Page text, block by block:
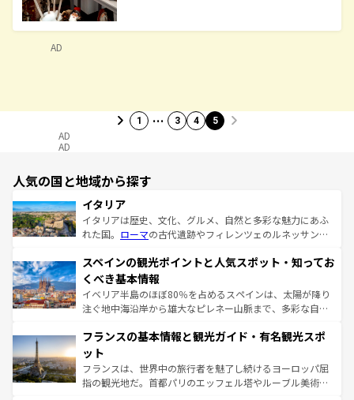
AD
1 … 3 4 5
AD
AD
人気の国と地域から探す
イタリア
イタリアは歴史、文化、グルメ、自然と多彩な魅力にあふ
れた国。 ローマの古代遺跡やフィレンツェのルネッサンス
ろん、トスカーナの美しい田園風景やアマルフィ海岸の絶
景など、自然景観も見逃せない。観光の合間には、本場の
ピザやパスタなど、絶品のイタリア料理を堪能することも
できる。朝目覚めてから夜眠るまで、すべての瞬間を楽し
なお、新着のイタリア情報はコンテンツ一覧を参照してほ
しい。
スペインの観光ポイントと人気スポット・知ってお
くべき基本情報
イベリア半島のほぼ80％を占めるスペインは、太陽が降り
注ぐ地中海沿岸から雄大なピレネー山脈まで、多彩な自然
文化が根付くこの国では、情熱的なフラメンコ、熱気あふ
れる闘牛、そして美味しいタパスが生活の一部となってい
る。首都マドリードの洗練された雰囲気や、バルセロナの
アートに溢れた街角から、地方では古代ローマ遺跡や中世
フランスの基本情報と観光ガイド・有名観光スポ
ット
フランスは、世界中の旅行者を魅了し続けるヨーロッパ屈
指の観光地だ。首都パリのエッフェル塔やルーブル美術館